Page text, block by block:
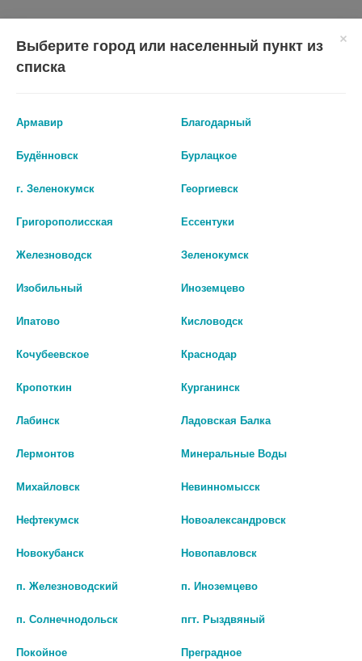
Показать все ...
Аналоги по действию
ФЛЕКСИД 500МГ. №14 ТАБ.П/
ПЛЕН/ОБОЛ 7226
ЛЕФОКЦИН БИОКС ТАБ. П/О
ПЛЕН. 500МГ №10
Выберите город или населенный пункт из
списка
Армавир Благодарный
Будённовск Бурлацкое
г. Зеленокумск Георгиевск
Григорополисская Ессентуки
Железноводск Зеленокумск
Изобильный Иноземцево
Ипатово Кисловодск
Кочубеевское Краснодар
Кропоткин Курганинск
Лабинск Ладовская Балка
Лермонтов Минеральные Воды
Михайловск Невинномысск
Нефтекумск Новоалександровск
Новокубанск Новопавловск
п. Железноводский п. Иноземцево
п. Солнечнодольск пгт. Рыздвяный
Покойное Преградное